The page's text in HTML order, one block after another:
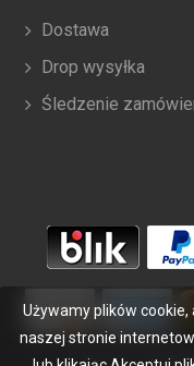
Dostawa
Drop wysyłka
Śledzenie
Używamy plików
naszej stronie